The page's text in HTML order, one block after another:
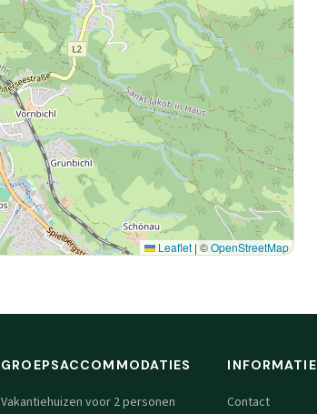
Leaflet | ©OpenStreetMap
GROEPSACCOMMODATIES
Vakantiehuizen voor 2 personen
INFORMATIE
Contact